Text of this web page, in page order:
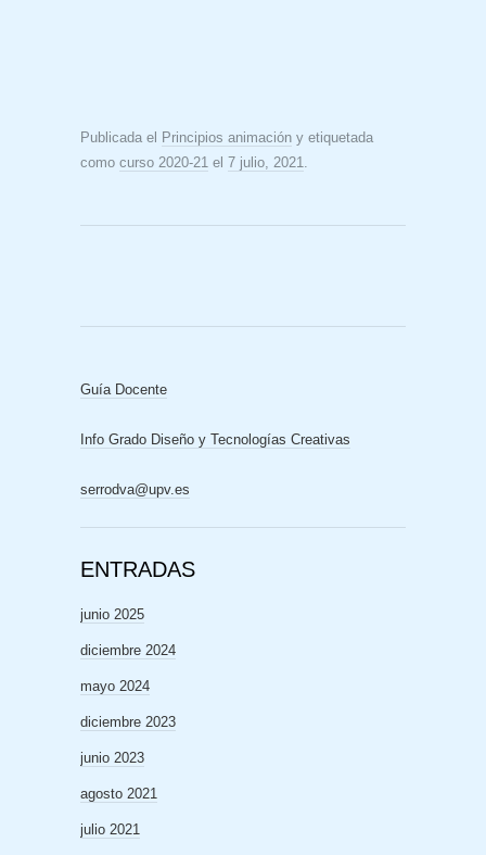
Publicada el Principios animación y etiquetada
como curso 2020-21 el 7 julio, 2021.
Guía Docente
Info Grado Diseño y Tecnologías Creativas
serrodva@upv.es
ENTRADAS
junio 2025
diciembre 2024
mayo 2024
diciembre 2023
junio 2023
agosto 2021
julio 2021